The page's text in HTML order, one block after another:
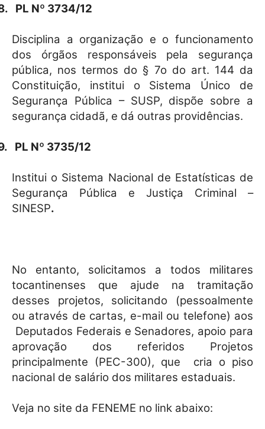
PL Nº 3734/12
Disciplina a organização e o funcionamento
dos órgãos responsáveis pela segurança
pública, nos termos do § 7o do art. 144 da
Constituição, institui o Sistema Único de
Segurança Pública – SUSP, dispõe sobre a
segurança cidadã, e dá outras providências.
PL Nº 3735/12
Institui o Sistema Nacional de Estatísticas de
Segurança Pública e Justiça Criminal –
SINESP.
No entanto, solicitamos a todos militares
tocantinenses que ajude na tramitação
desses projetos, solicitando (pessoalmente
ou através de cartas, e-mail ou telefone) aos
Deputados Federais e Senadores, apoio para
aprovação dos referidos Projetos
principalmente (PEC-300), que
cria o piso
nacional de salário dos militares estaduais.
Veja no site da FENEME no link abaixo: